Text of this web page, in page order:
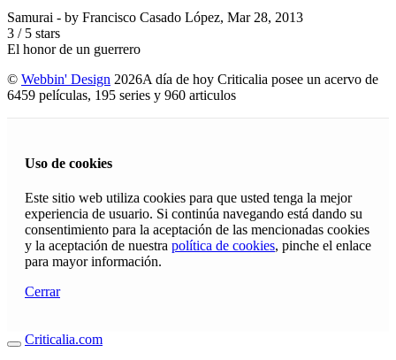
Samurai - by Francisco Casado López, Mar 28, 2013
3 / 5 stars
El honor de un guerrero
© Webbin' Design 2026A día de hoy Criticalia posee un acervo de
6459 películas, 195 series y 960 articulos
Uso de cookies
Este sitio web utiliza cookies para que usted tenga la mejor
experiencia de usuario. Si continúa navegando está dando su
consentimiento para la aceptación de las mencionadas cookies
y la aceptación de nuestra política de cookies, pinche el enlace
para mayor información.
Cerrar
Criticalia.com